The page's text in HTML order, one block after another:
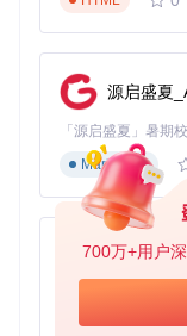
700万+用户
目标角色，从
过"批量配置"功
启动游戏客户端
盟，登录账号
并完成内存注
验证皮肤效果
的皮肤是否正
刷新"按钮重新
验证阶段：效果确
成功进入游戏后，
源启盛夏
Markdown
AionUi
TypeScript